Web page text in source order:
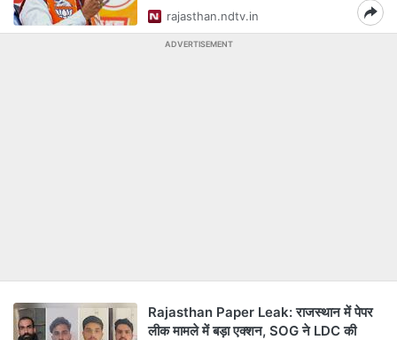
rajasthan.ndtv.in
ADVERTISEMENT
Rajasthan Paper Leak: राजस्थान में पेपर
लीक मामले में बड़ा एक्शन, SOG ने LDC की